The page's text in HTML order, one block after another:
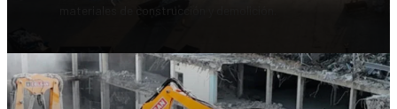
materiales de construcción y demolición.